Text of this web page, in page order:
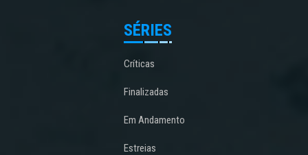
SÉRIES
Críticas
Finalizadas
Em Andamento
Estreias